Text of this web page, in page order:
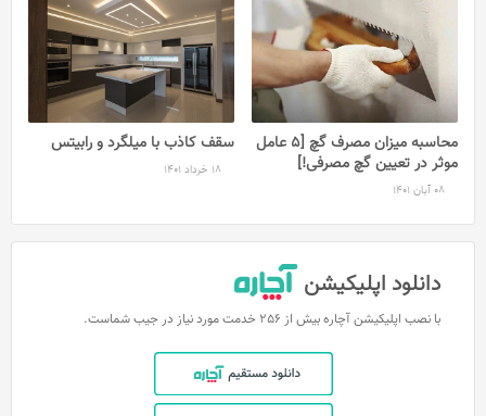
محاسبه میزان مصرف گچ [5 عامل
موثر در تعیین گچ مصرفی!]
08 آبان 1401
سقف کاذب با میلگرد و رابیتس
18 خرداد 1401
دانلود اپلیکیشن
با نصب اپلیکیشن آچاره بیش از 256 خدمت مورد نیاز در جیب شماست.